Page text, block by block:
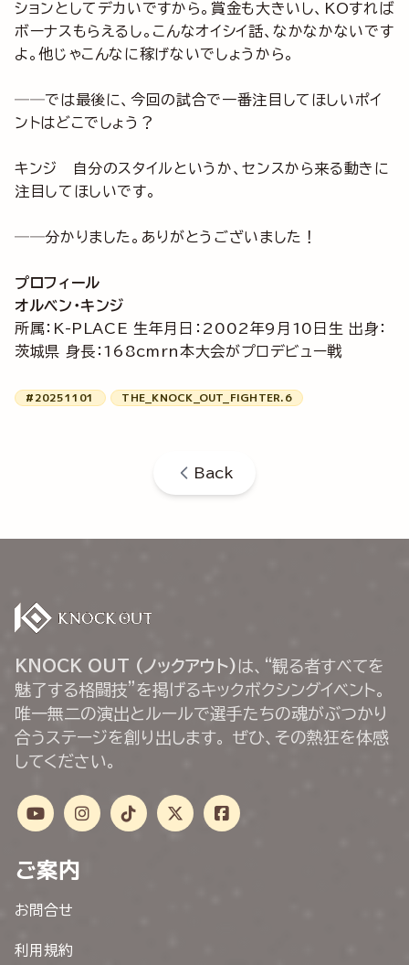
ションとしてデカいですから。賞金も大きいし、KOすれば
ボーナスもらえるし。こんなオイシイ話、なかなかないです
よ。他じゃこんなに稼げないでしょうから。
──では最後に、今回の試合で一番注目してほしいポイ
ントはどこでしょう？
キンジ 自分のスタイルというか、センスから来る動きに
注目してほしいです。
──分かりました。ありがとうございました！
プロフィール
オルベン・キンジ
所属：K-PLACE 生年月日：2002年9月10日生 出身：
茨城県 身長：168cmrn本大会がプロデビュー戦
#20251101 THE_KNOCK_OUT_FIGHTER.6
Back
KNOCK OUT (ノックアウト) は、“観る者すべてを
魅了する格闘技”を掲げるキックボクシングイベント。
唯一無二の演出とルールで選手たちの魂がぶつかり
合うステージを創り出します。 ぜひ、その熱狂を体感
してください。
ご案内
お問合せ
利用規約